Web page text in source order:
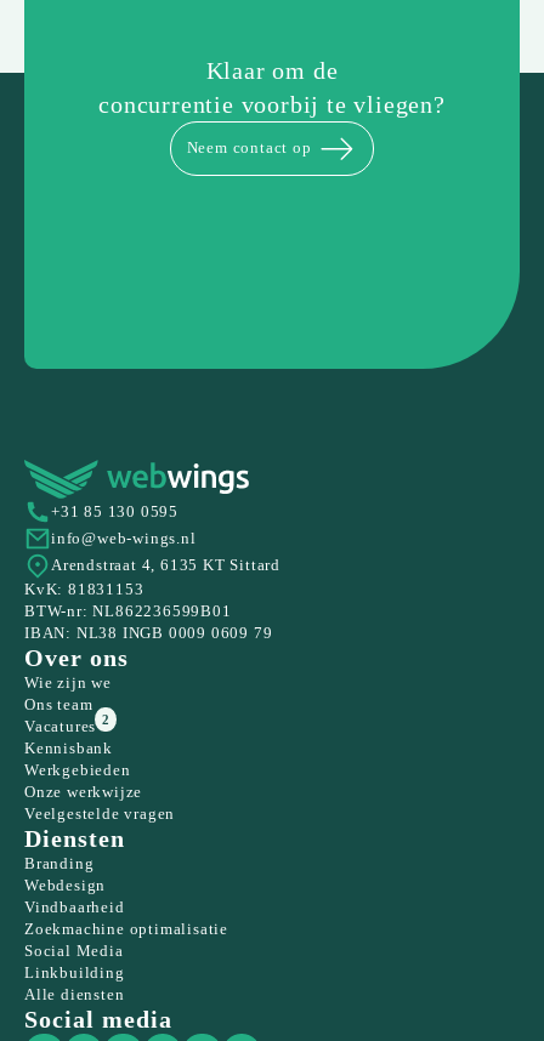
Klaar om de
concurrentie voorbij te vliegen?
Neem contact op
+31 85 130 0595
info@web-wings.nl
Arendstraat 4, 6135 KT Sittard
KvK: 81831153
BTW-nr: NL862236599B01
IBAN: NL38 INGB 0009 0609 79
Over ons
Wie zijn we
Ons team
Vacatures 2
Kennisbank
Werkgebieden
Onze werkwijze
Veelgestelde vragen
Diensten
Branding
Webdesign
Vindbaarheid
Zoekmachine optimalisatie
Social Media
Linkbuilding
Alle diensten
Social media